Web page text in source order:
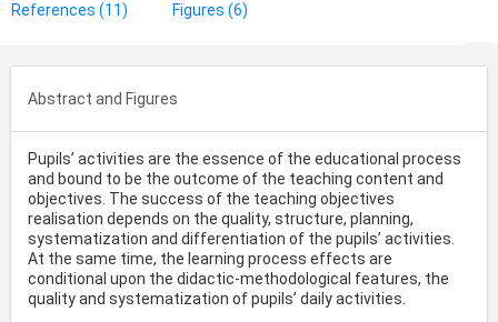
References (11) Figures (6)
Abstract and Figures
Pupils’ activities are the essence of the educational process
and bound to be the outcome of the teaching content and
objectives. The success of the teaching objectives
realisation depends on the quality, structure, planning,
systematization and differentiation of the pupils’ activities.
At the same time, the learning process effects are
conditional upon the didactic-methodological features, the
quality and systematization of pupils’ daily activities.